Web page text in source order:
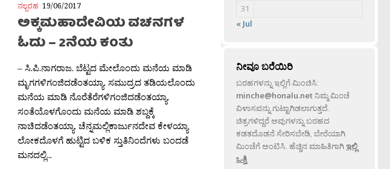
ನಲ್ಬರಹ 19/06/2017
ಅಕ್ಕಮಹಾದೇವಿಯ ವಚನಗಳ
ಓದು – 2ನೆಯ ಕಂತು
– ಸಿ.ಪಿ.ನಾಗರಾಜ. ಬೆಟ್ಟದ ಮೇಲೊಂದು ಮನೆಯ ಮಾಡಿ
ಮೃಗಗಳಿಗಂಜಿದಡೆಂತಯ್ಯಾ. ಸಮುದ್ರದ ತಡಿಯಲೊಂದು
ಮನೆಯ ಮಾಡಿ ನೊರೆತೆರೆಗಳಿಗಂಜಿದಡೆಂತಯ್ಯಾ.
ಸಂತೆಯೊಳಗೊಂದು ಮನೆಯ ಮಾಡಿ ಶಬ್ದಕ್ಕೆ
ನಾಚಿದಡೆಂತಯ್ಯಾ. ಚೆನ್ನಮಲ್ಲಿಕಾರ್ಜುನದೇವ ಕೇಳಯ್ಯಾ
ಲೋಕದೊಳಗೆ ಹುಟ್ಟಿದ ಬಳಿಕ ಸ್ತುತಿನಿಂದೆಗಳು ಬಂದಡೆ
ಮನದಲ್ಲಿ...
31
« Jul
ನೀವೂ ಬರೆಯಿರಿ
ಬರಹಗಳನ್ನು ಇಲ್ಲಿಗೆ ಮಿಂಚಿಸಿ:
minche@honalu.netನಿಮ್ಮ ಮಿಂಚೆ
ವಿಳಾಸವನ್ನು ಗುಟ್ಟಾಗಿಡಲಾಗುತ್ತದೆ.
ಚಿತ್ರಗಳಿದ್ದರೆ ಅವುಗಳನ್ನು ಬರಹದ
ಕಡತದೊಡನೆ ಸೇರಿಸಬೇಡಿ, ಬೇರೆಯಾಗಿ
ಮಿಂಚೆಗೆ ಅಂಟಿಸಿ. ಹೆಚ್ಚಿನ ಮಾಹಿತಿಗಾಗಿಇಲ್ಲಿ
ಒತ್ತಿ.